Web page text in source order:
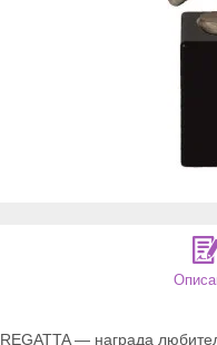
REGATTA — награда